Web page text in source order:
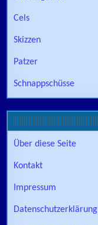
Cels
Skizzen
Patzer
Schnappschüsse
Über diese Seite
Kontakt
Impressum
Datenschutzerklärung